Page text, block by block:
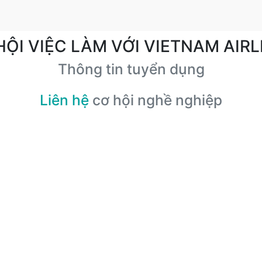
VIỆC LÀM VỚI VIETNAM
Thông tin tuyển dụng
Liên hệ cơ hội nghề nghiệp